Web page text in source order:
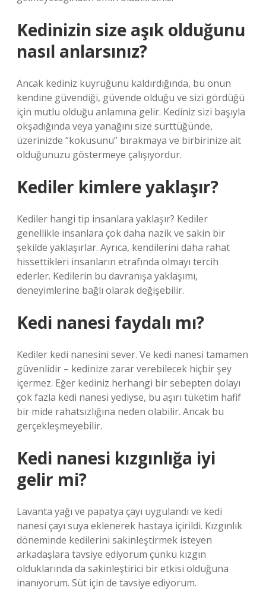
Kedinizin size aşık olduğunu
nasıl anlarsınız?
Ancak kediniz kuyruğunu kaldırdığında, bu onun
kendine güvendiği, güvende olduğu ve sizi gördüğü
için mutlu olduğu anlamına gelir. Kediniz sizi başıyla
okşadığında veya yanağını size sürttüğünde,
üzerinizde “kokusunu” bırakmaya ve birbirinize ait
olduğunuzu göstermeye çalışıyordur.
Kediler kimlere yaklaşır?
Kediler hangi tip insanlara yaklaşır? Kediler
genellikle insanlara çok daha nazik ve sakin bir
şekilde yaklaşırlar. Ayrıca, kendilerini daha rahat
hissettikleri insanların etrafında olmayı tercih
ederler. Kedilerin bu davranışa yaklaşımı,
deneyimlerine bağlı olarak değişebilir.
Kedi nanesi faydalı mı?
Kediler kedi nanesini sever. Ve kedi nanesi tamamen
güvenlidir – kedinize zarar verebilecek hiçbir şey
içermez. Eğer kediniz herhangi bir sebepten dolayı
çok fazla kedi nanesi yediyse, bu aşırı tüketim hafif
bir mide rahatsızlığına neden olabilir. Ancak bu
gerçekleşmeyebilir.
Kedi nanesi kızgınlığa iyi
gelir mi?
Lavanta yağı ve papatya çayı uygulandı ve kedi
nanesi çayı suya eklenerek hastaya içirildi. Kızgınlık
döneminde kedilerini sakinleştirmek isteyen
arkadaşlara tavsiye ediyorum çünkü kızgın
olduklarında da sakinleştirici bir etkisi olduğuna
inanıyorum. Süt için de tavsiye ediyorum.